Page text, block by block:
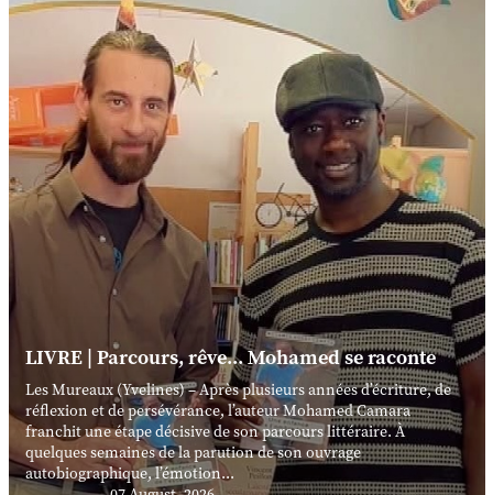
LIVRE | Parcours, rêve... Mohamed se raconte
Les Mureaux (Yvelines) – Après plusieurs années d’écriture, de
réflexion et de persévérance, l’auteur Mohamed Camara
franchit une étape décisive de son parcours littéraire. À
quelques semaines de la parution de son ouvrage
autobiographique, l’émotion...